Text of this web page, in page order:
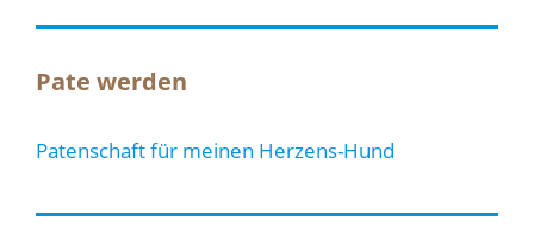
Pate werden
Patenschaft für meinen Herzens-Hund